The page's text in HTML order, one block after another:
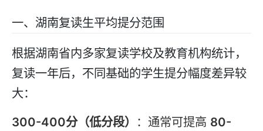
一、湖南复读生平均提分范围
根据湖南省内多家复读学校及教育机构统计，
复读一年后，不同基础的学生提分幅度差异较
大：
300-400分（低分段） ：通常可提高 80-